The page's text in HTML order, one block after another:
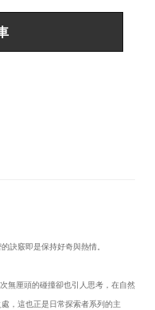
訣竅即是保持好奇與熱情。
無厘頭的碰撞卻也引人思考，在自然
，這也正是日常探索者系列的主